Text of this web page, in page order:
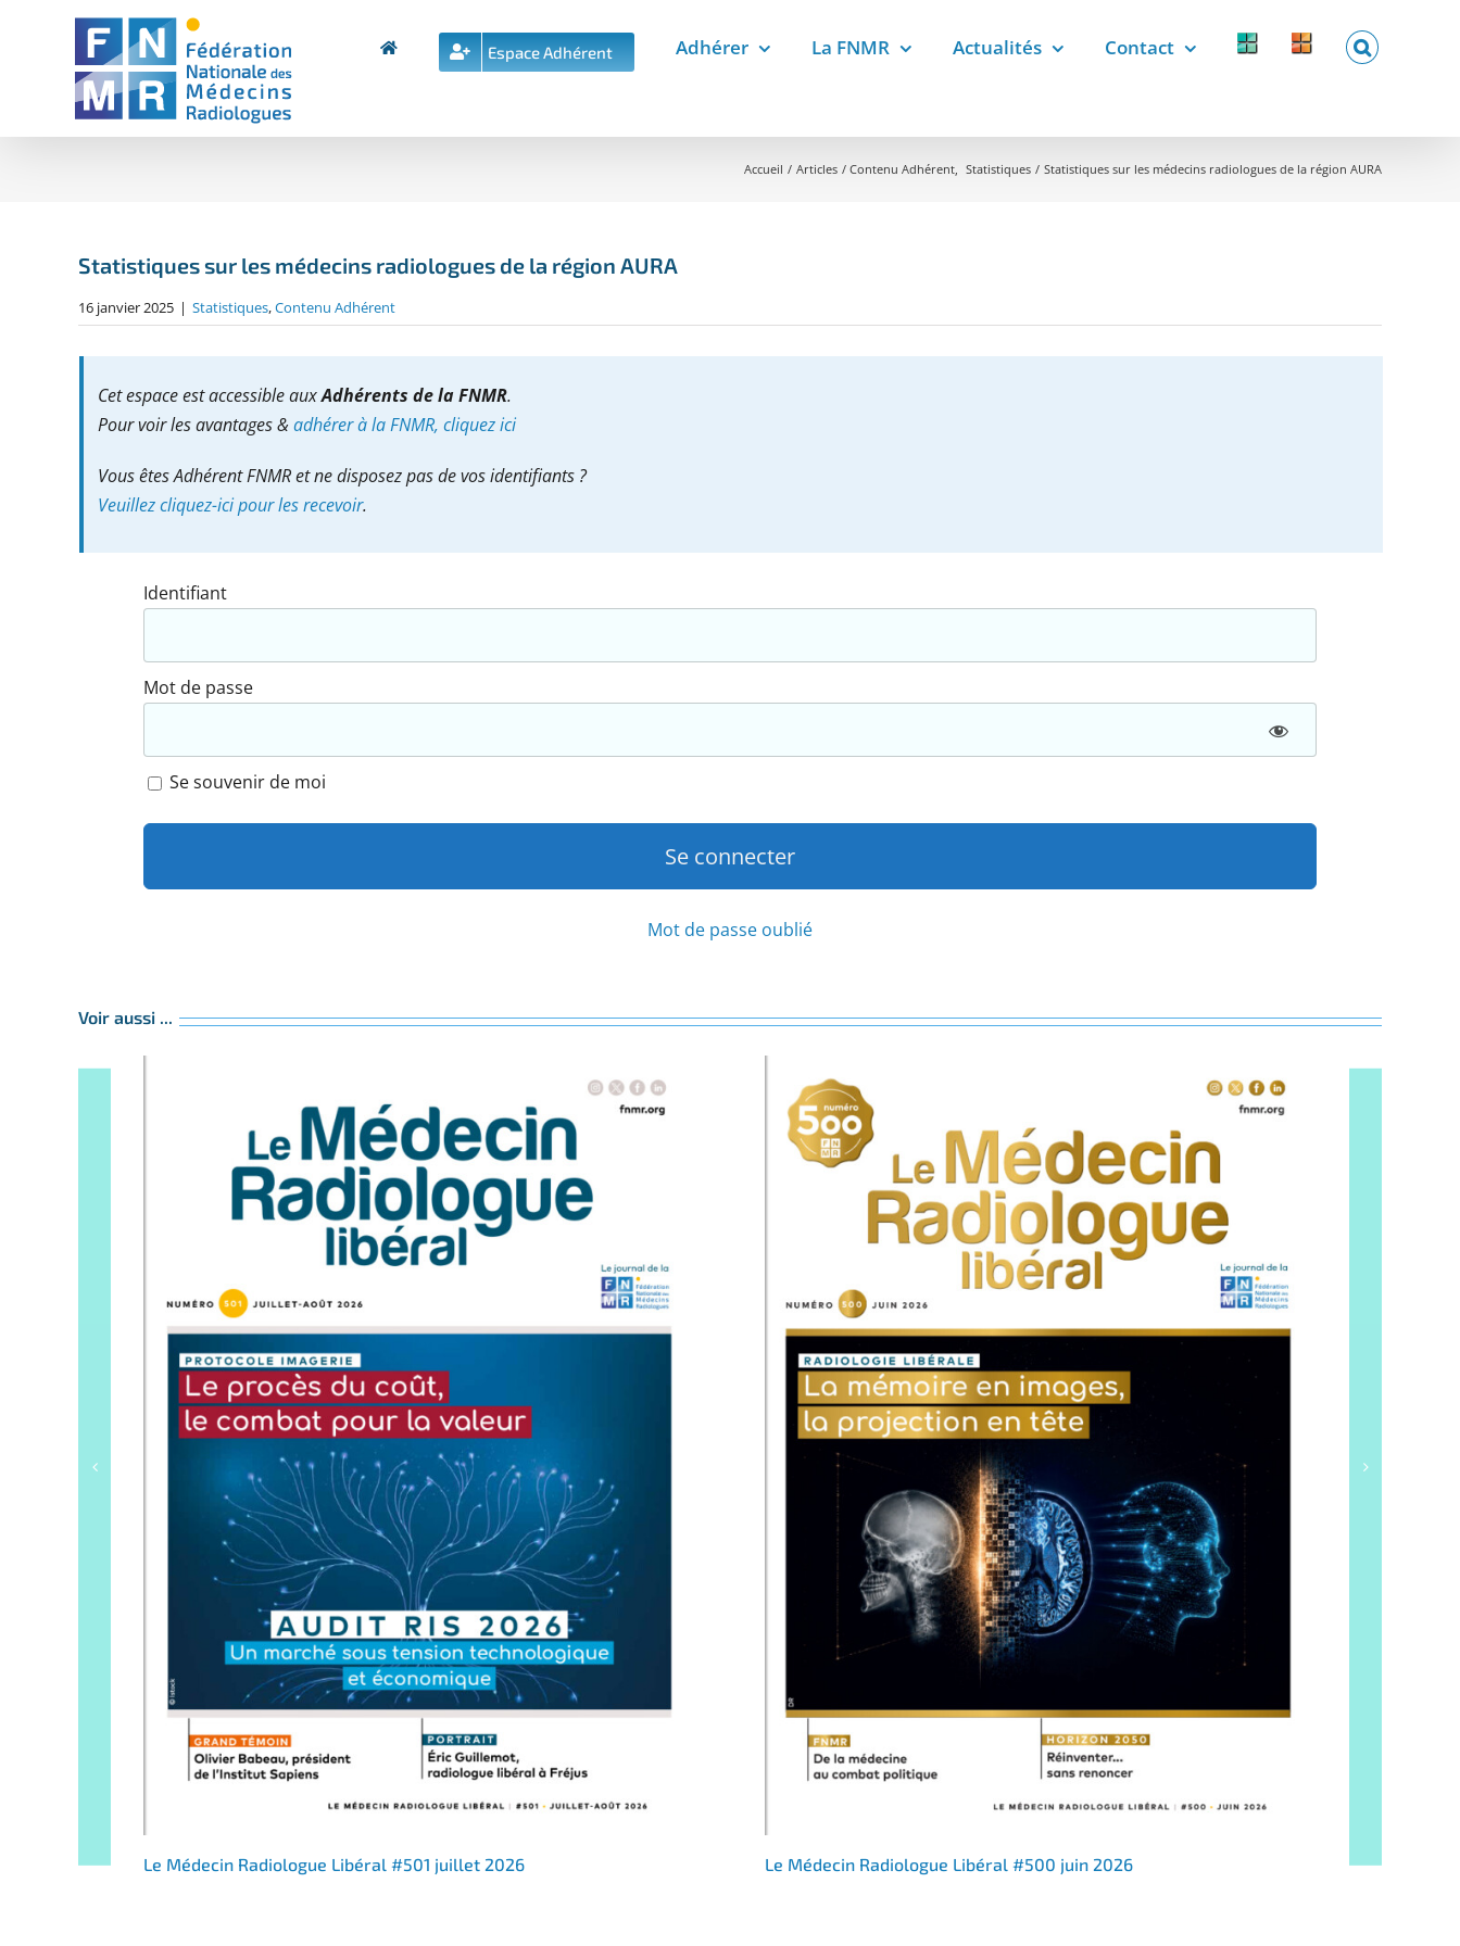
Espace Adhérent Adhérer La FNMR Actualités Contact ForcomedLabelix
Accueil Articles Contenu Adhérent Statistiques Statistiques sur les médecins radiologues de la région AURA
Statistiques sur les médecins radiologues de la région AURA
16 janvier 2025 | Statistiques,Contenu Adhérent
Cet espace est accessible auxAdhérents de la FNMR.
Pour voir les avantages &adhérer à la FNMR, cliquez ici
Vous êtes Adhérent FNMR et ne disposez pas de vos identifiants ?
Veuillez cliquez-ici pour les recevoir.
Identifiant
Mot de passe
Se souvenir de moi
Mot de passe oublié
Voir aussi ...
Le Médecin Radiologue Libéral #501 juillet 2026 Le Médecin Radiologue Libéral #500 juin 2026